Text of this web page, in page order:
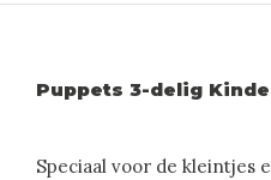
Puppets 3-delig
Speciaal voor de kleintjes